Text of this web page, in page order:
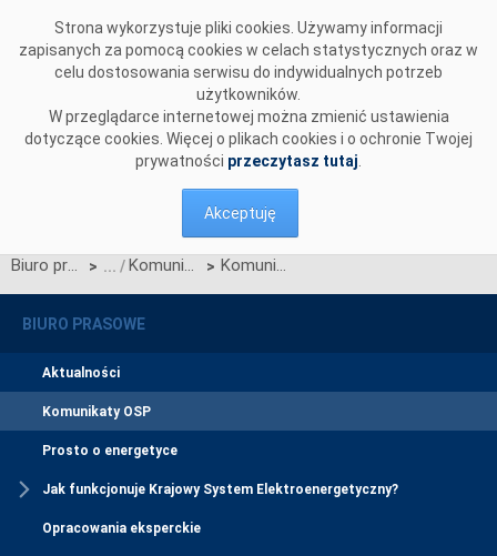
Strona wykorzystuje pliki cookies. Używamy informacji
zapisanych za pomocą cookies w celach statystycznych oraz w
celu dostosowania serwisu do indywidualnych potrzeb
użytkowników.
W przeglądarce internetowej można zmienić ustawienia
dotyczące cookies. Więcej o plikach cookies i o ochronie Twojej
prywatności przeczytasz tutaj
Akceptuję
Biuro prasowe > Komunikaty OSP > Komunikat OSP dotyczący zawieszenia procesu Jednolitego łączenia Rynków Dnia Bieżącego w dniu 16.07.2025 r.
BIURO PRASOWE
Aktualności
Komunikaty OSP
Prosto o energetyce
Jak funkcjonuje Krajowy System Elektroenergetyczny?
Opracowania eksperckie